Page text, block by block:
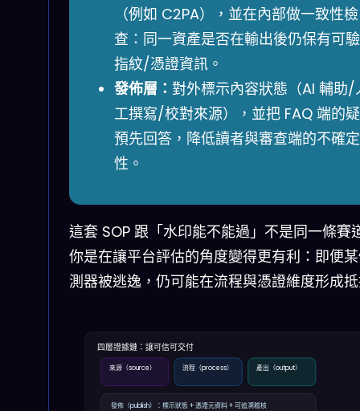
（例如 C2PA），並在內部做一致性檢
查：同一資產是否在輸出後仍保有可
指紋/憑證資訊。
發佈層： 對外標示內容狀態（AI 輔助/
工撰寫/校對來源），並把 FAQ 端的
預先回答，降低讀者與審查端的不確定
性。
這套 SOP 跟「水印能不能過」不是同一條賽
你是在讓平台評估的角度變得更有利：即便
測器被逃逸，仍可能在流程與憑證維度形成
四層證據鏈：讓可信可交付
來源（source） 流程（process） 產出（output）
發佈（publish）：標示狀態 + 憑證元資料 + 可追溯稽核